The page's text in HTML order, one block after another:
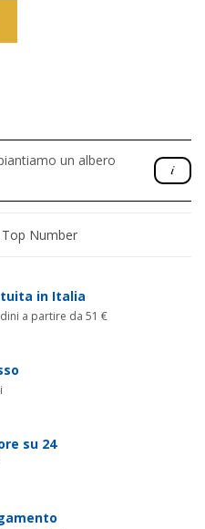
un albero
Top Number
in Italia
a partire da 51 €
su 24